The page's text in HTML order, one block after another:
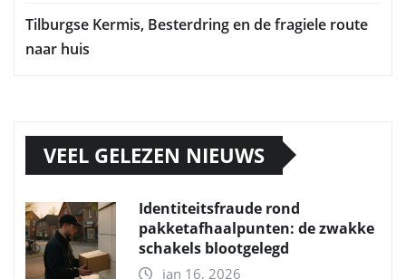
Tilburgse Kermis, Besterdring en de fragiele route
naar huis
VEEL GELEZEN NIEUWS
Identiteitsfraude rond
pakketafhaalpunten: de zwakke
schakels blootgelegd
jan 16, 2026